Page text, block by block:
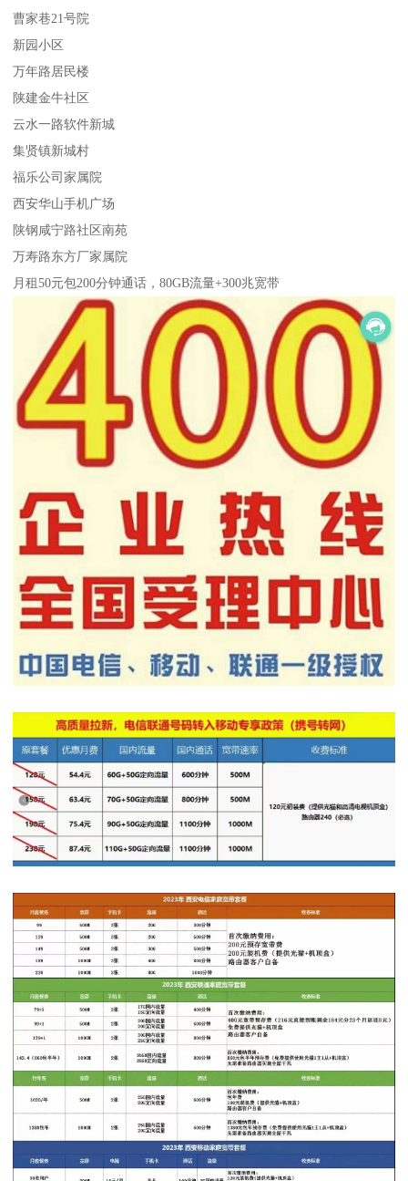
曹家巷21号院
新园小区
万年路居民楼
陕建金牛社区
云水一路软件新城
集贤镇新城村
福乐公司家属院
西安华山手机广场
陕钢咸宁路社区南苑
万寿路东方厂家属院
月租50元包200分钟通话，80GB流量+300兆宽带